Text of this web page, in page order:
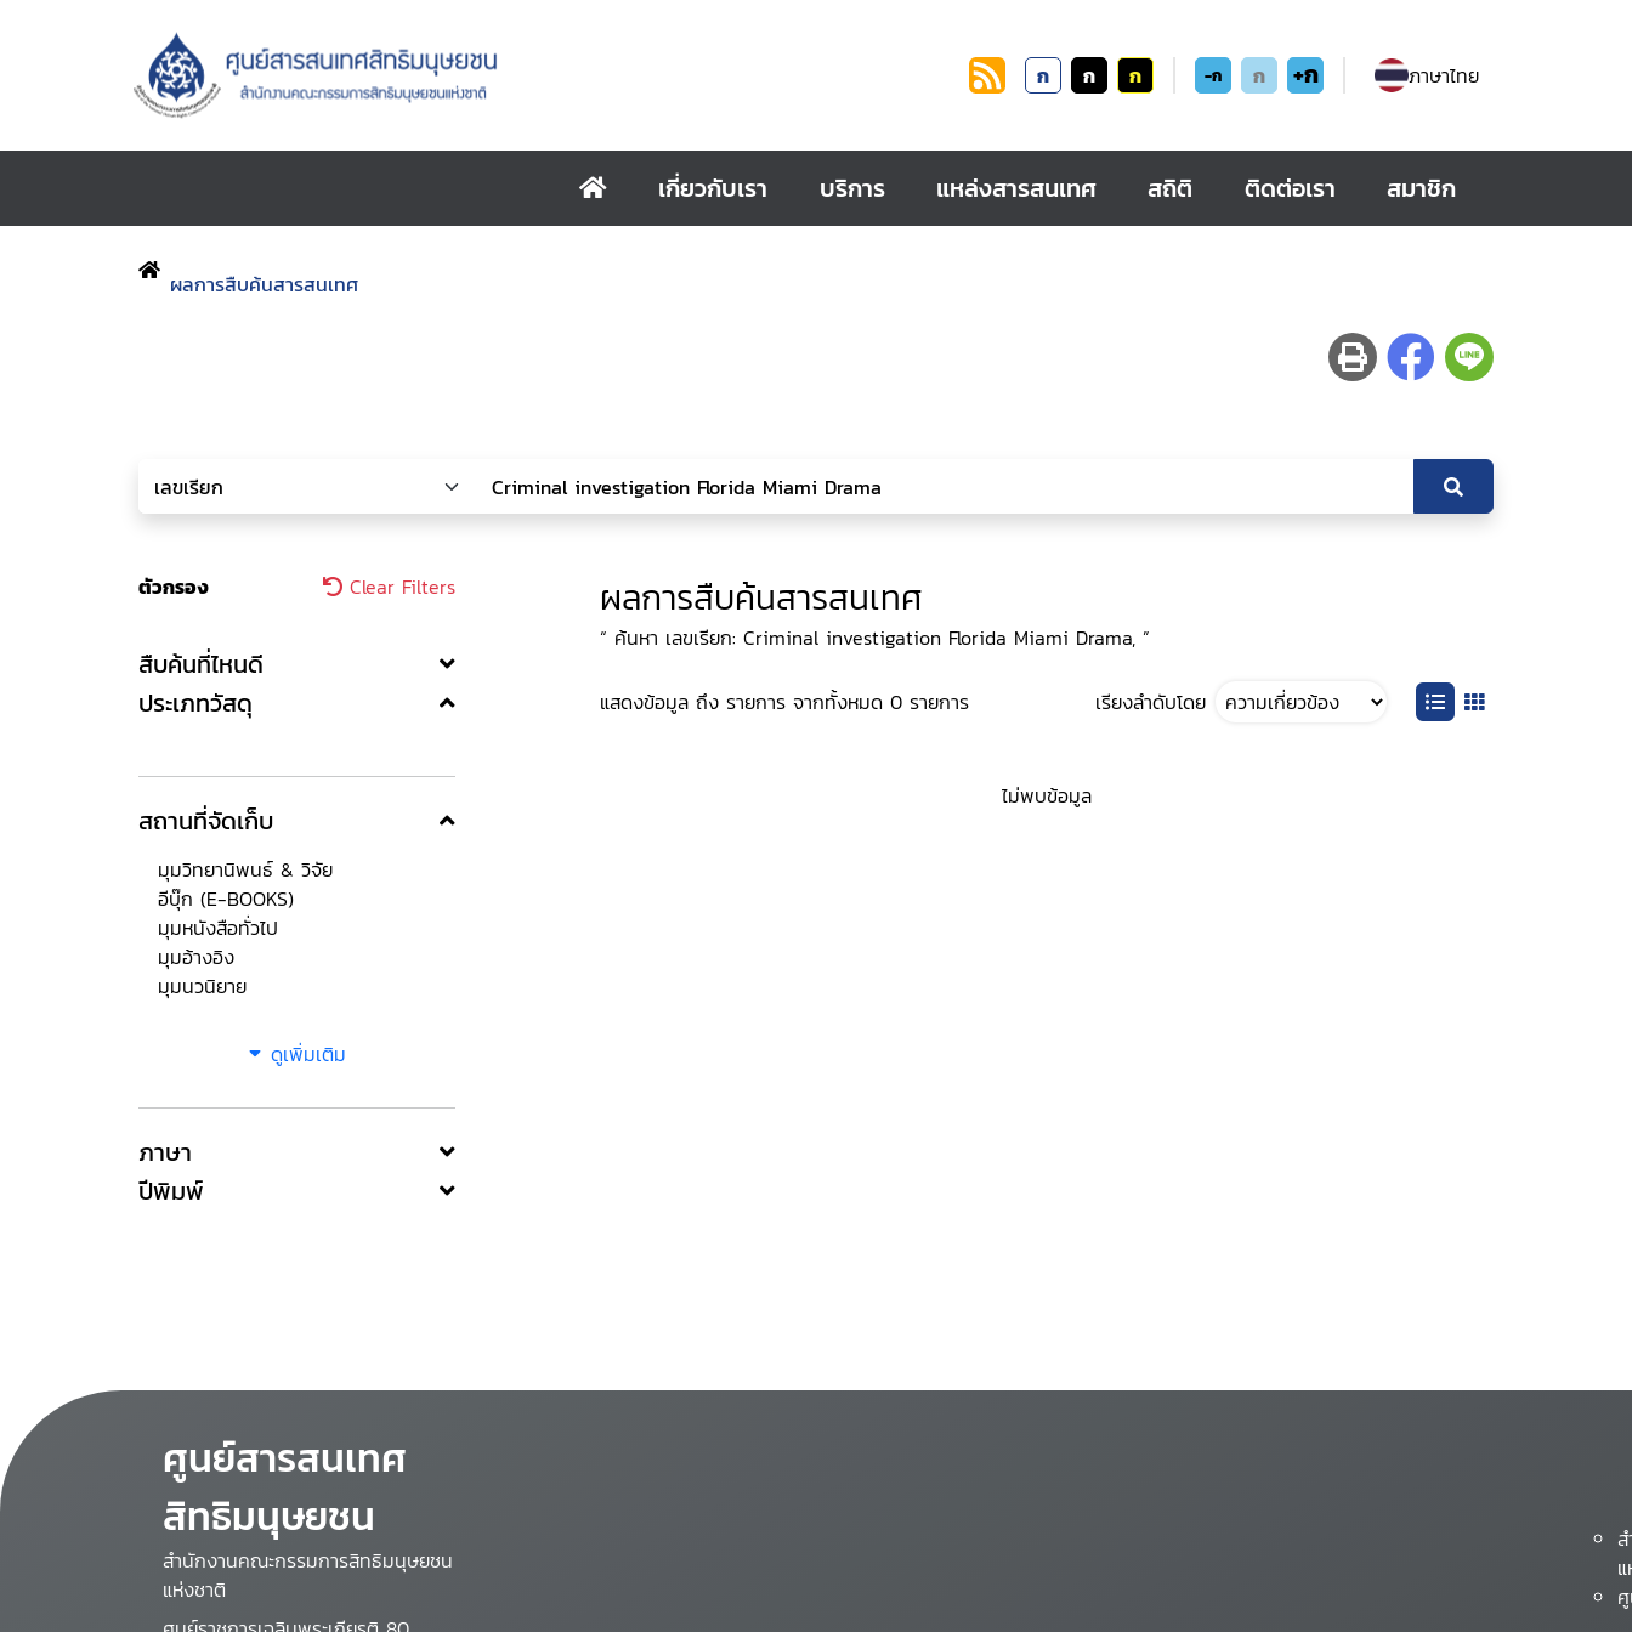
ก ก ก -ก ก +ก ภาษาไทย
เกี่ยวกับเรา บริการ แหล่งสารสนเทศ สถิติ ติดต่อเรา สมาชิก
ผลการสืบค้นสารสนเทศ
ตัวกรอง Clear Filters
สืบค้นที่ไหนดี
ประเภทวัสดุ
สถานที่จัดเก็บ
มุมวิทยานิพนธ์ & วิจัย
อีบุ๊ก (E-BOOKS)
มุมหนังสือทั่วไป
มุมอ้างอิง
มุมนวนิยาย
ดูเพิ่มเติม
ภาษา
ปีพิมพ์
ผลการสืบค้นสารสนเทศ
“ ค้นหา เลขเรียก: Criminal investigation Florida Miami Drama, ”
แสดงข้อมูล ถึง รายการ จากทั้งหมด 0 รายการ เรียงลำดับโดย
ไม่พบข้อมูล
ศูนย์สารสนเทศ
สิทธิมนุษยชน
สำนักงานคณะกรรมการสิทธิมนุษยชน
แห่งชาติ